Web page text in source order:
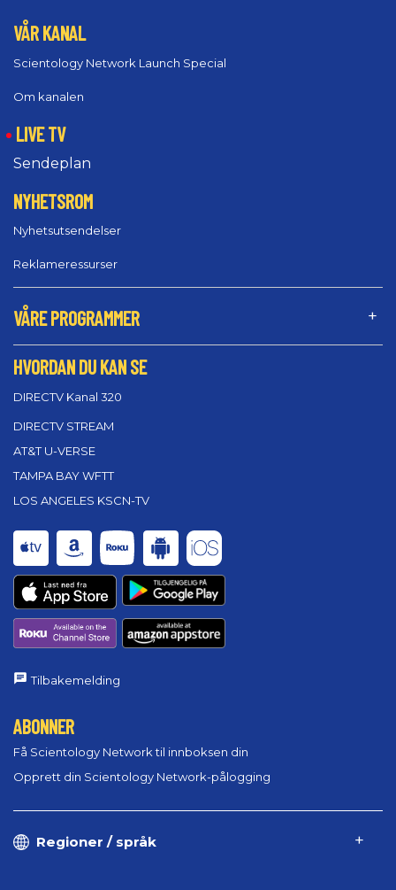
VÅR KANAL
Scientology Network Launch Special
Om kanalen
LIVE TV
Sendeplan
NYHETSROM
Nyhetsutsendelser
Reklameressurser
VÅRE PROGRAMMER
HVORDAN DU KAN SE
DIRECTV Kanal 320
DIRECTV STREAM
AT&T U-VERSE
TAMPA BAY WFTT
LOS ANGELES KSCN-TV
Tilbakemelding
ABONNER
Få Scientology Network til innboksen din
Opprett din Scientology Network-pålogging
Regioner / språk